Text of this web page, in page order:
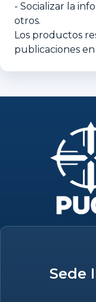
- Socializar la
otros.
Los productos
publicaciones en
Sede